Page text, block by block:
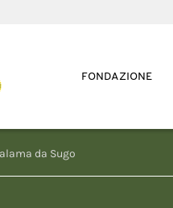
FONDAZIONE
da Sugo